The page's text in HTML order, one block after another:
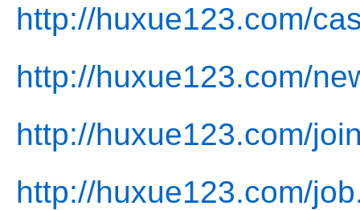
http://huxue123.com/
http://huxue123.com/
http://huxue123.com/
http://huxue123.com/